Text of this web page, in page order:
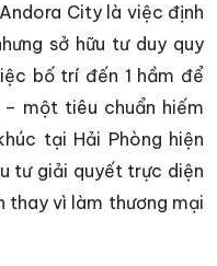
City là việc định
sở hữu tư duy quy
bố trí đến 1 hầm để
một tiêu chuẩn hiếm
tại Hải Phòng hiện
tư giải quyết trực diện
thay vì làm thương mại